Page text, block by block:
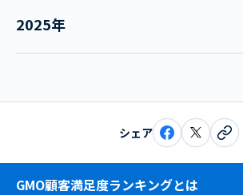
2025年
シェア
GMO顧客満足度ランキングとは